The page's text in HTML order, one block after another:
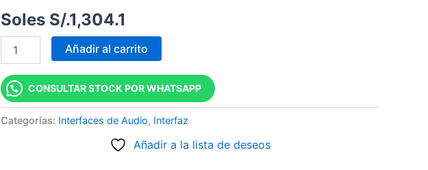
Soles S/.1,304.1
de
USB
cantidad
Añadir al carrito
CONSULTAR STOCK POR WHATSAPP
Categorías: Interfaces de Audio, Interfaz
Añadir a la lista de deseos